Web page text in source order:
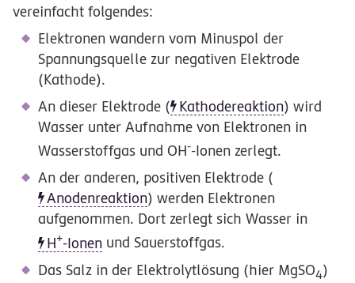
vereinfacht folgendes:
Elektronen wandern vom Minuspol der
Spannungsquelle zur negativen Elektrode
(Kathode).
An dieser Elektrode (
Kathodereaktion) wird
Wasser unter Aufnahme von Elektronen in
Wasserstoffgas und OH--Ionen zerlegt.
An der anderen, positiven Elektrode (
Anodenreaktion) werden Elektronen
aufgenommen. Dort zerlegt sich Wasser in
H+-Ionen und Sauerstoffgas.
Das Salz in der Elektrolytlösung (hier MgSO4)